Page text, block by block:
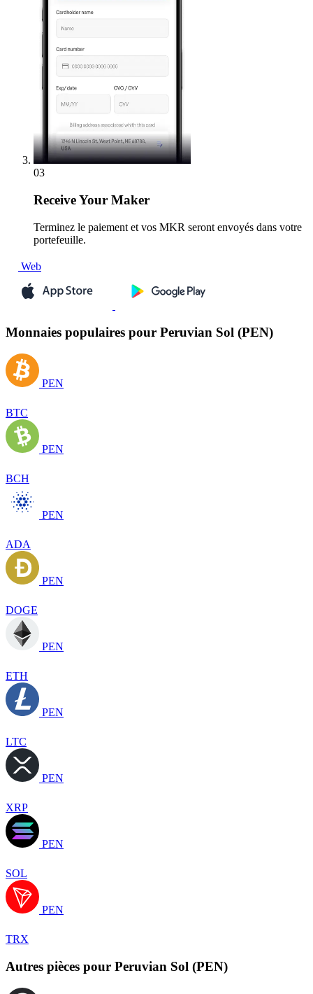
03
ReceiveYour Maker
Terminez le paiement et vos MKR seront envoyés dans votre
portefeuille.
Web
Monnaies populaires pour Peruvian Sol (PEN)
PEN
BTC
PEN
BCH
PEN
ADA
PEN
DOGE
PEN
ETH
PEN
LTC
PEN
XRP
PEN
SOL
PEN
TRX
Autres pièces pour Peruvian Sol (PEN)